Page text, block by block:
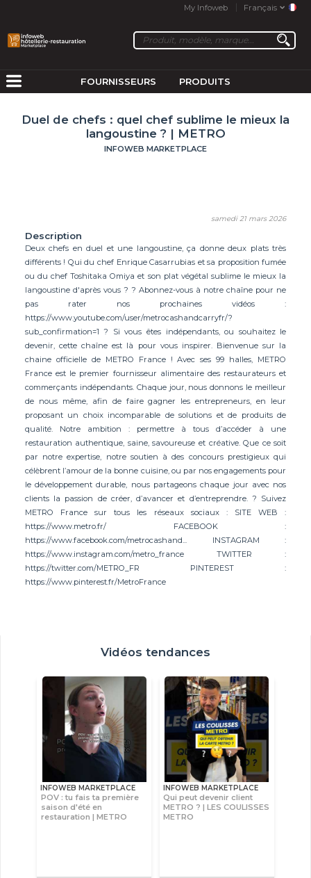
My Infoweb Français
FOURNISSEURS PRODUITS
Duel de chefs : quel chef sublime le mieux la
langoustine ? | METRO
INFOWEB MARKETPLACE
samedi 21 mars 2026
Description
Deux chefs en duel et une langoustine, ça donne deux plats très
différents ! Qui du chef Enrique Casarrubias et sa proposition fumée
ou du chef Toshitaka Omiya et son plat végétal sublime le mieux la
langoustine d'après vous ? ? Abonnez-vous à notre chaîne pour ne
pas rater nos prochaines vidéos :
https://www.youtube.com/user/metrocashandcarryfr/?
sub_confirmation=1 ? Si vous êtes indépendants, ou souhaitez le
devenir, cette chaîne est là pour vous inspirer. Bienvenue sur la
chaine officielle de METRO France ! Avec ses 99 halles, METRO
France est le premier fournisseur alimentaire des restaurateurs et
commerçants indépendants. Chaque jour, nous donnons le meilleur
de nous même, afin de faire gagner les entrepreneurs, en leur
proposant un choix incomparable de solutions et de produits de
qualité. Notre ambition : permettre à tous d’accéder à une
restauration authentique, saine, savoureuse et créative. Que ce soit
par notre expertise, notre soutien à des concours prestigieux qui
célèbrent l’amour de la bonne cuisine, ou par nos engagements pour
le développement durable, nous partageons chaque jour avec nos
clients la passion de créer, d’avancer et d’entreprendre. ? Suivez
METRO France sur tous les réseaux sociaux : SITE WEB :
https://www.metro.fr/ FACEBOOK :
https://www.facebook.com/metrocashand... INSTAGRAM :
https://www.instagram.com/metro_france TWITTER :
https://twitter.com/METRO_FR PINTEREST :
https://www.pinterest.fr/MetroFrance
Vidéos tendances
INFOWEB MARKETPLACE
POV : tu fais ta première
saison d'été en
restauration | METRO
INFOWEB MARKETPLACE
Qui peut devenir client
METRO ? | LES COULISSES
METRO